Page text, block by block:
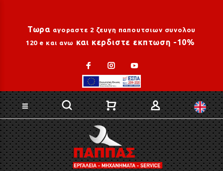
Τωρα αγοραστε 2 ζευγη παπουτσιων συνολου
120 e και ανω και κερδιστε εκπτωση -10%